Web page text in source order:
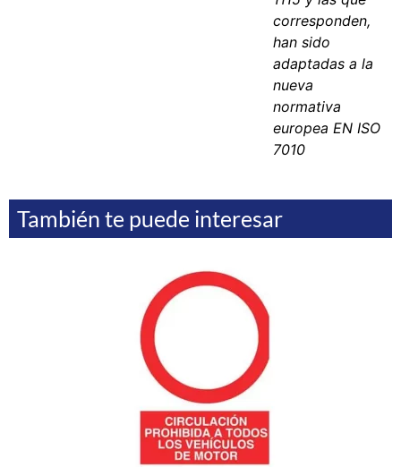
corresponden,
han sido
adaptadas a la
nueva
normativa
europea EN ISO
7010
También te puede interesar